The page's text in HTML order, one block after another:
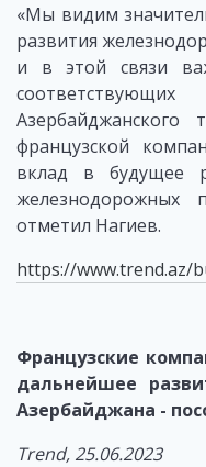
«Мы видим
развития
и в этой связи
Азербайджанского
французской
вклад в будущее
железнодорожных
отметил Нагиев.
https://www.trend.az/
Французские
дальнейшее
Азербайджана -
Trend, 25.06.2023